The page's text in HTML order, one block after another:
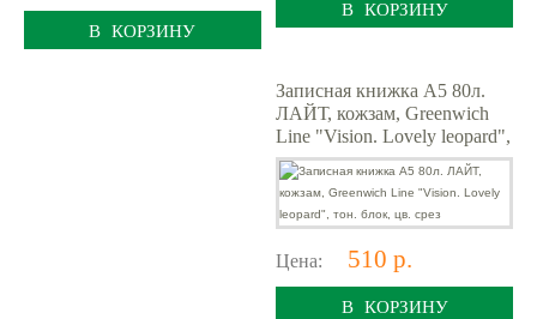
В КОРЗИНУ
В КОРЗИНУ
Записная книжка А5 80л.
ЛАЙТ, кожзам, Greenwich
Line "Vision. Lovely leopard",
тон. блок, цв. срез
Цена: 510 р.
В КОРЗИНУ